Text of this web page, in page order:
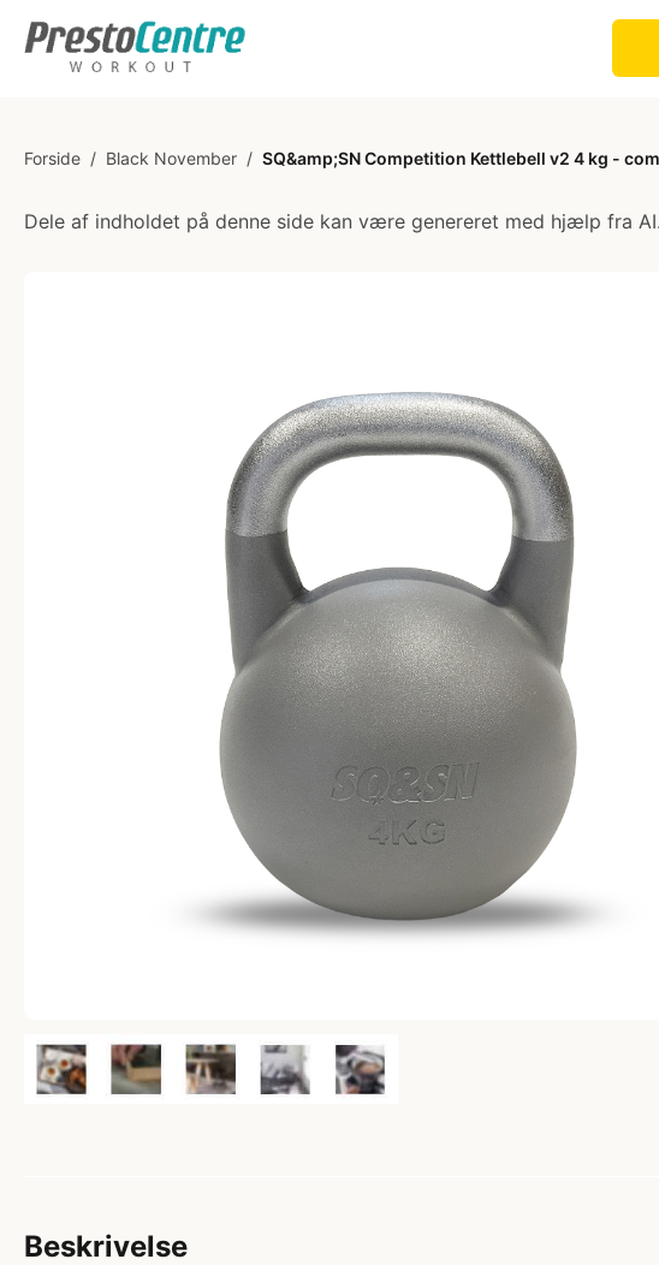
Forside / Black November / SQ&amp;SN Competition Kettlebell v2 4 kg -
Dele af indholdet på denne side kan være genereret med hjælp fra AI.
Beskrivelse